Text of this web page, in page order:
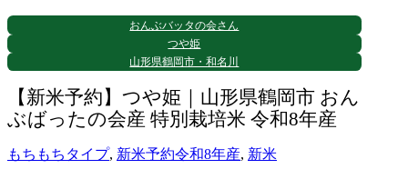
おんぶバッタの会さん
つや姫
山形県鶴岡市・和名川
【新米予約】つや姫｜山形県鶴岡市 おん
ぶばったの会産 特別栽培米 令和8年産
もちもちタイプ, 新米予約令和8年産, 新米